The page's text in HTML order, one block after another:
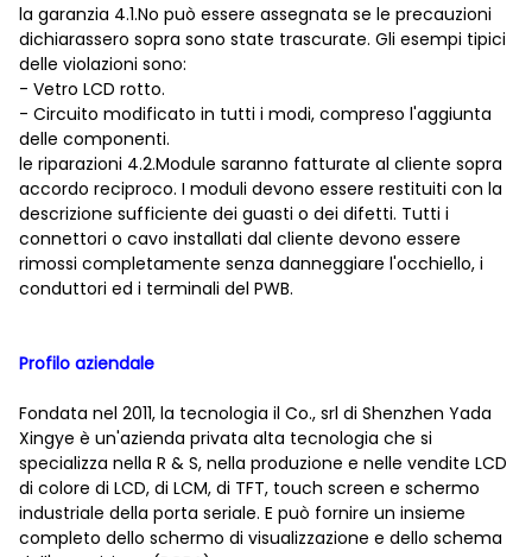
la garanzia 4.1.No può essere assegnata se le precauzioni
dichiarassero sopra sono state trascurate. Gli esempi tipici
delle violazioni sono:
- Vetro LCD rotto.
- Circuito modificato in tutti i modi, compreso l'aggiunta
delle componenti.
le riparazioni 4.2.Module saranno fatturate al cliente sopra
accordo reciproco. I moduli devono essere restituiti con la
descrizione sufficiente dei guasti o dei difetti. Tutti i
connettori o cavo installati dal cliente devono essere
rimossi completamente senza danneggiare l'occhiello, i
conduttori ed i terminali del PWB.
Profilo aziendale
Fondata nel 2011, la tecnologia il Co., srl di Shenzhen Yada
Xingye è un'azienda privata alta tecnologia che si
specializza nella R & S, nella produzione e nelle vendite LCD
di colore di LCD, di LCM, di TFT, touch screen e schermo
industriale della porta seriale. E può fornire un insieme
completo dello schermo di visualizzazione e dello schema